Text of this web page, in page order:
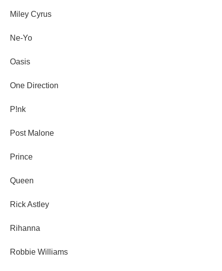
Miley Cyrus
Ne-Yo
Oasis
One Direction
P!nk
Post Malone
Prince
Queen
Rick Astley
Rihanna
Robbie Williams